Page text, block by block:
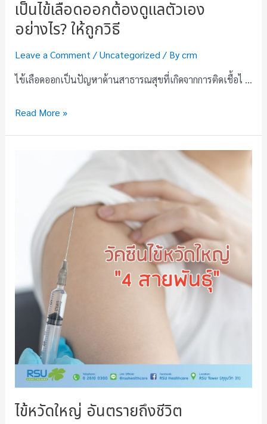
เป็นไข้เลือดออกต้องดูแลตัวเอง
อย่างไร? ให้ถูกวิธี
Leave a Comment /Uncategorized/ Bycrm
ไข้เลือดออกเป็นปัญหาด้านสาธารณสุขที่เกิดจากการติดเชื้อไ …
Read More »
ไข้หวัดใหญ่ อันตรายถึงชีวิต